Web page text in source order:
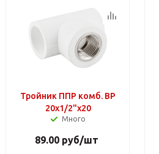
Тройник ППР комб. ВР
20х1/2"х20
Много
89.00 руб/шт